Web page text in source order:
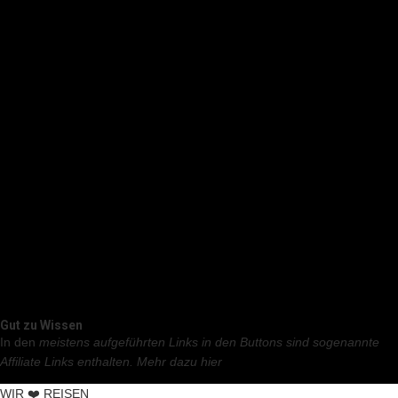
Gut zu Wissen
In den meistens aufgeführten Links in den Buttons sind sogenannte
Affiliate Links enthalten. Mehr dazu hier
WIR ❤️ REISEN